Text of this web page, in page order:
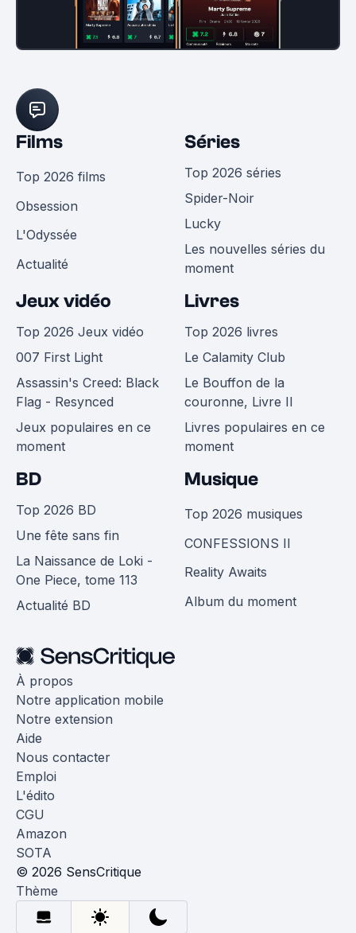
Films
Top 2026 films
Obsession
L'Odyssée
Actualité
Séries
Top 2026 séries
Spider-Noir
Lucky
Les nouvelles séries du
moment
Jeux vidéo
Top 2026 Jeux vidéo
007 First Light
Assassin's Creed: Black
Flag - Resynced
Jeux populaires en ce
moment
Livres
Top 2026 livres
Le Calamity Club
Le Bouffon de la
couronne, Livre II
Livres populaires en ce
moment
BD
Top 2026 BD
Une fête sans fin
La Naissance de Loki -
One Piece, tome 113
Actualité BD
Musique
Top 2026 musiques
CONFESSIONS II
Reality Awaits
Album du moment
À propos
Notre application mobile
Notre extension
Aide
Nous contacter
Emploi
L'édito
CGU
Amazon
SOTA
© 2026 SensCritique
Thème